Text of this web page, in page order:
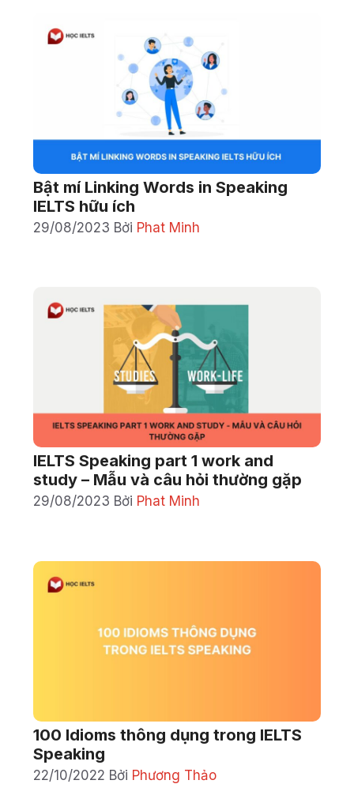
Bật mí Linking Words in Speaking
IELTS hữu ích
29/08/2023 Bởi Phat Minh
IELTS Speaking part 1 work and
study – Mẫu và câu hỏi thường gặp
29/08/2023 Bởi Phat Minh
100 Idioms thông dụng trong IELTS
Speaking
22/10/2022 Bởi Phương Thảo